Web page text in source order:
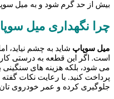
بیش از حد گرم شود و به میل
چرا نگهداری میل
میل سوپاپ شاید به چشم نیاید،
است. اگر این قطعه به درستی کار
می شود، بلکه هزینه های سنگینی
پرداخت کنید. با رعایت نکات
جلوگیری کرده و عمر خودروی تان